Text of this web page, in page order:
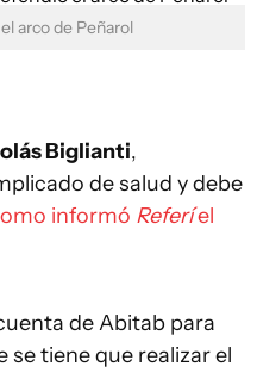
arco de Peñarol
Biglianti,
de salud y debe
informó Referíel
de Abitab para
tiene que realizar el